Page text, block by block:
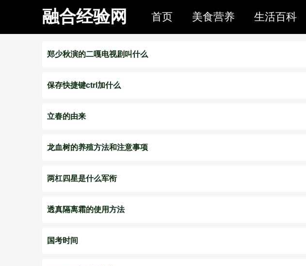
融合经验网 首页 美食营养 生活百科
郑少秋演的二嘎电视剧叫什么
保存快捷键ctrl加什么
立春的由来
龙血树的养殖方法和注意事项
两杠四星是什么军衔
透真隔离霜的使用方法
国考时间